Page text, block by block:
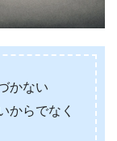
かない
からでなく